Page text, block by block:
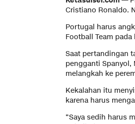
Cristiano Ronaldo.
Portugal harus
Football Team
Saat pertandingan
pengganti Spanyol,
melangkah ke
Kekalahan itu
karena harus
“Saya sedih harus